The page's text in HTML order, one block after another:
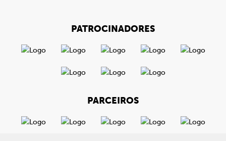
PATROCINADORES
PARCEIROS